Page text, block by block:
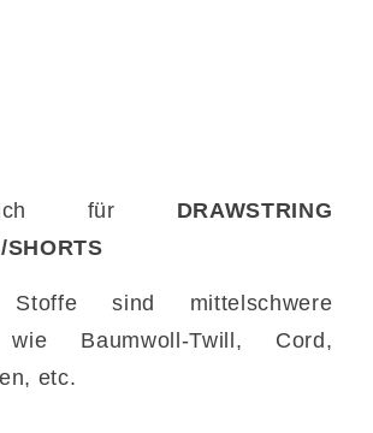
für DRAWSTRING
SHORTS
Stoffe sind mittelschwere
wie Baumwoll-Twill, Cord,
etc.